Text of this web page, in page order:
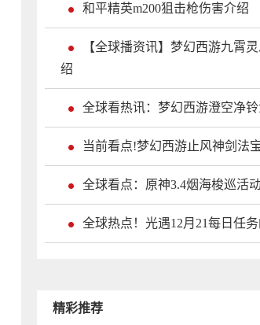
和平精英m200狙击枪伤害介绍
【全球播资讯】梦幻西游九霄
绍
全球看热讯：梦幻西游澄空净
当前看点!梦幻西游止风神剑法
全球看点：原神3.4烟海梭巡活
全球热点！光遇12月21每日任
精彩推荐